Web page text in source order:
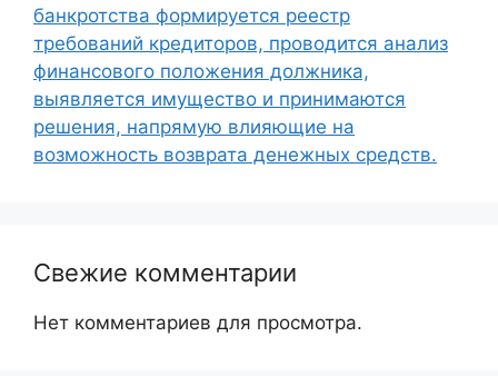
банкротства формируется реестр
требований кредиторов, проводится анализ
финансового положения должника,
выявляется имущество и принимаются
решения, напрямую влияющие на
возможность возврата денежных средств.
Свежие комментарии
Нет комментариев для просмотра.